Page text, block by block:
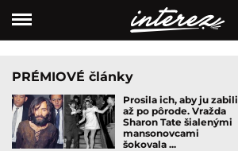
PRÉMIOVÉ články
Prosila ich, aby ju zabili
až po pôrode. Vražda
Sharon Tate šialenými
mansonovcami
šokovala ...